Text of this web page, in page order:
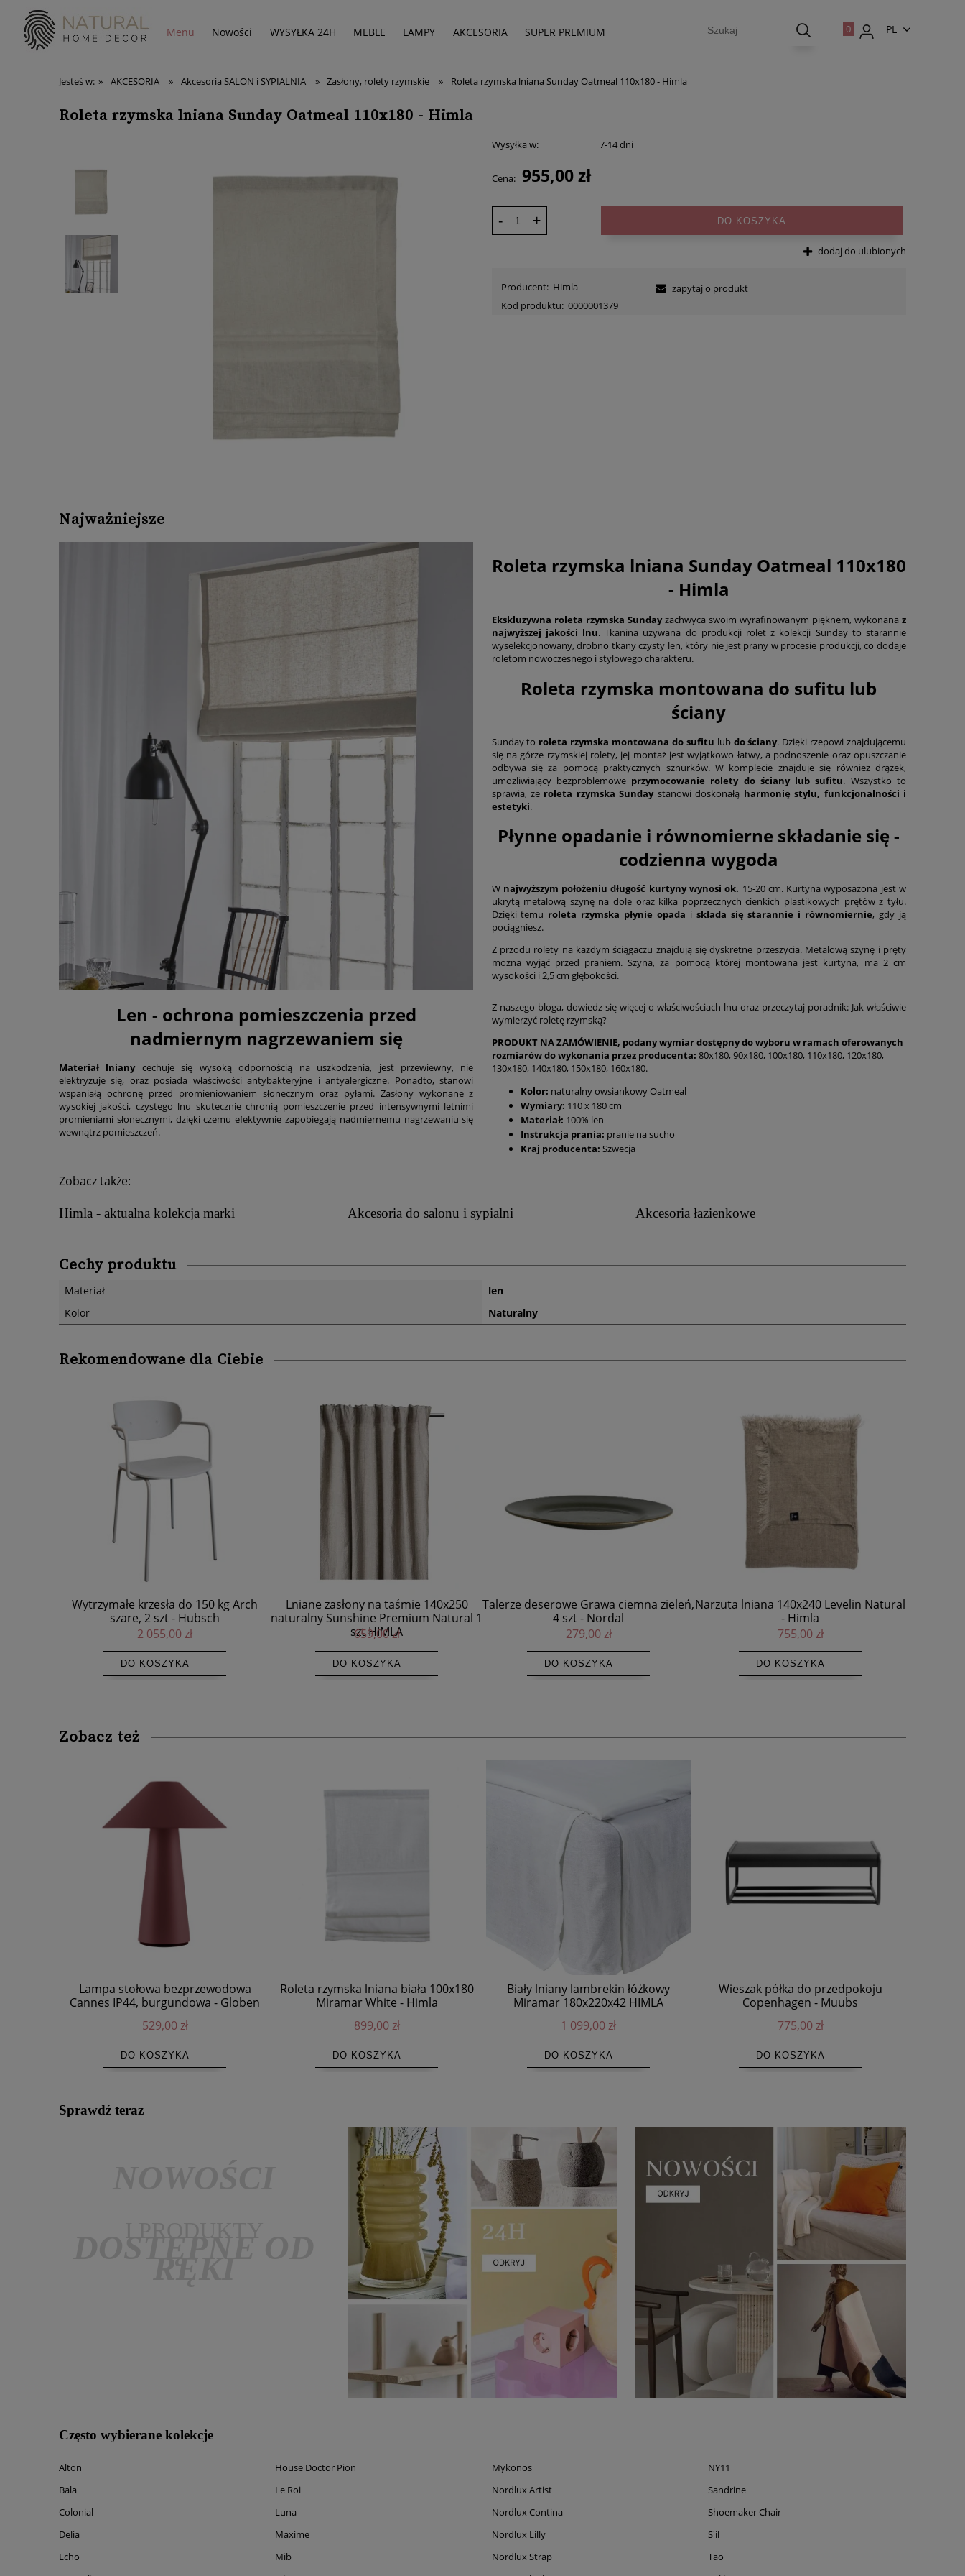
Menu Nowości WYSYŁKA 24H MEBLE LAMPY AKCESORIA SUPER PREMIUM
PL
Jesteś w: » AKCESORIA » Akcesoria SALON i SYPIALNIA » Zasłony, rolety rzymskie » Roleta rzymska lniana Sunday Oatmeal 110x180 - Himla
Roleta rzymska lniana Sunday Oatmeal 110x180 - Himla
Wysyłka w: 7-14 dni
Cena: 955,00 zł
- + DO KOSZYKA
dodaj do ulubionych
Producent: Himla
Kod produktu: 0000001379
zapytaj o produkt
Najważniejsze
Roleta rzymska lniana Sunday Oatmeal 110x180
- Himla
Ekskluzywna roleta rzymska Sundayzachwyca swoim wyrafinowanym pięknem, wykonana z
najwyższej jakości lnu. Tkanina używana do produkcji rolet z kolekcji Sunday to starannie
wyselekcjonowany, drobno tkany czysty len, który nie jest prany w procesie produkcji, co dodaje
roletom nowoczesnego i stylowego charakteru.
Roleta rzymska montowana do sufitu lub
ściany
Sunday to roleta rzymska montowana do sufitu lub do ściany. Dzięki rzepowi znajdującemu
się na górze rzymskiej rolety, jej montaż jest wyjątkowo łatwy, a podnoszenie oraz opuszczanie
odbywa się za pomocą praktycznych sznurków. W komplecie znajduje się również drążek,
umożliwiający bezproblemowe przymocowanie rolety do ściany lub sufitu. Wszystko to
sprawia, że roleta rzymska Sundaystanowi doskonałą harmonię stylu, funkcjonalności i
estetyki.
Płynne opadanie i równomierne składanie się -
codzienna wygoda
W najwyższym położeniu długość kurtyny wynosi ok. 15-20 cm. Kurtyna wyposażona jest w
ukrytą metalową szynę na dole oraz kilka poprzecznych cienkich plastikowych prętów z tyłu.
Dzięki temu roleta rzymska płynie opada i składa się starannie i równomiernie, gdy ją
pociągniesz.
Z przodu rolety na każdym ściągaczu znajdują się dyskretne przeszycia. Metalową szynę i pręty
można wyjąć przed praniem. Szyna, za pomocą której montowana jest kurtyna, ma 2 cm
wysokości i 2,5 cm głębokości.
Len - ochrona pomieszczenia przed
nadmiernym nagrzewaniem się
Materiał lnianycechuje się wysoką odpornością na uszkodzenia, jest przewiewny, nie
elektryzuje się, oraz posiada właściwości antybakteryjne i antyalergiczne. Ponadto, stanowi
wspaniałą ochronę przed promieniowaniem słonecznym oraz pyłami. Zasłony wykonane z
wysokiej jakości, czystego lnu skutecznie chronią pomieszczenie przed intensywnymi letnimi
promieniami słonecznymi, dzięki czemu efektywnie zapobiegają nadmiernemu nagrzewaniu się
wewnątrz pomieszczeń.
Z naszego bloga, dowiedz się więcej o właściwościach lnu oraz przeczytaj poradnik:Jak właściwie
wymierzyć roletę rzymską?
PRODUKT NA ZAMÓWIENIE, podany wymiar dostępny do wyboru w ramach oferowanych
rozmiarów do wykonania przez producenta: 80x180, 90x180, 100x180, 110x180, 120x180,
130x180, 140x180, 150x180, 160x180.
Kolor: naturalny owsiankowy Oatmeal
Wymiary: 110 x 180 cm
Materiał: 100% len
Instrukcja prania: pranie na sucho
Kraj producenta: Szwecja
Zobacz także:
Himla - aktualna kolekcja marki Akcesoria do salonu i sypialni Akcesoria łazienkowe
Cechy produktu
Materiał
len
Kolor
Naturalny
Rekomendowane dla Ciebie
Lniane zasłony na taśmie 140x250
naturalny Sunshine Premium Natural 1
szt HIMLA
659,00 zł
DO KOSZYKA
Talerze deserowe Grawa ciemna zieleń,
4 szt - Nordal
279,00 zł
DO KOSZYKA
Narzuta lniana 140x240 Levelin Natural
- Himla
755,00 zł
DO KOSZYKA
Lampion jutowy Douli 36 - Pomax
229,00 zł125,95 zł
DO KOSZYKA
Zobacz też
Lampa stołowa bezprzewodowa
Cannes IP44, burgundowa - Globen
Lighting
529,00 zł
DO KOSZYKA
Roleta rzymska lniana biała 100x180
Miramar White - Himla
899,00 zł
DO KOSZYKA
Biały lniany lambrekin łóżkowy
Miramar 180x220x42 HIMLA
1 099,00 zł
DO KOSZYKA
Wieszak półka do przedpokoju
Copenhagen - Muubs
775,00 zł
DO KOSZYKA
Sprawdź teraz
Często wybierane kolekcje
Alton
Bala
Colonial
Delia
Echo
House Doctor Pion
Le Roi
Luna
Maxime
Mib
Mykonos
Nordlux Artist
Nordlux Contina
Nordlux Lilly
Nordlux Strap
NY11
Sandrine
Shoemaker Chair
S'il
Tao